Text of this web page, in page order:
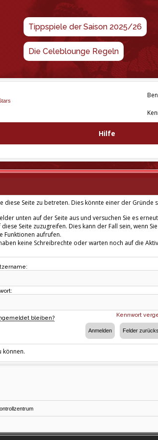
Tippspiele der Saison 2025/26
Die Celeblounge Regeln
Hilfe
diese Seite zu betreten. Dies könnte einer der Gründe
unten auf der Seite aus und versuchen Sie es
Seite zuzugreifen. Dies kann der Fall sein, wenn
Funktionen aufrufen.
keine Schreibrechte oder warten noch auf die
Kennwort
bleiben?
können.